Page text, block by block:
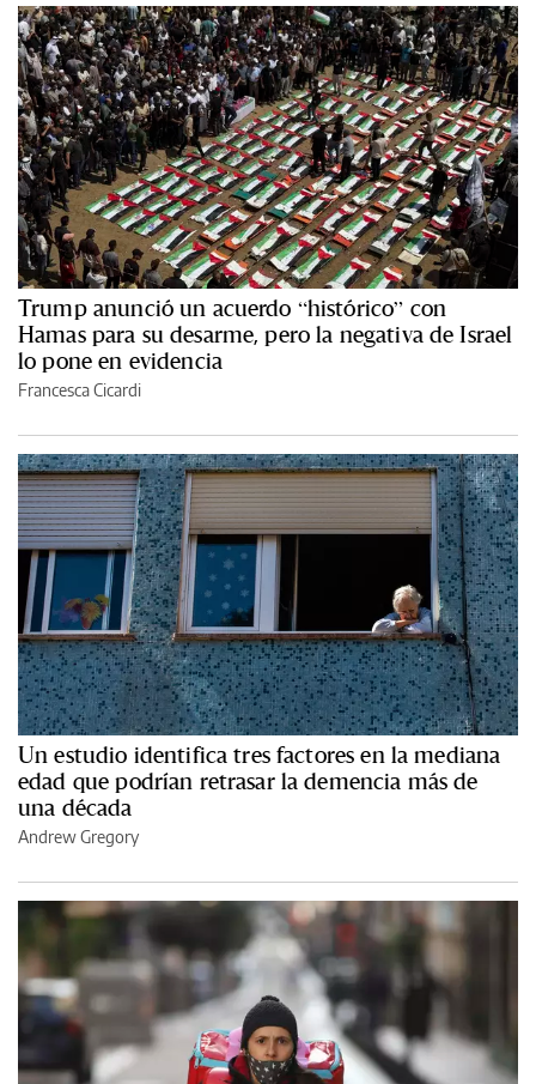
Trump anunció un acuerdo “histórico” con
Hamas para su desarme, pero la negativa de Israel
lo pone en evidencia
Francesca Cicardi
Un estudio identifica tres factores en la mediana
edad que podrían retrasar la demencia más de
una década
Andrew Gregory